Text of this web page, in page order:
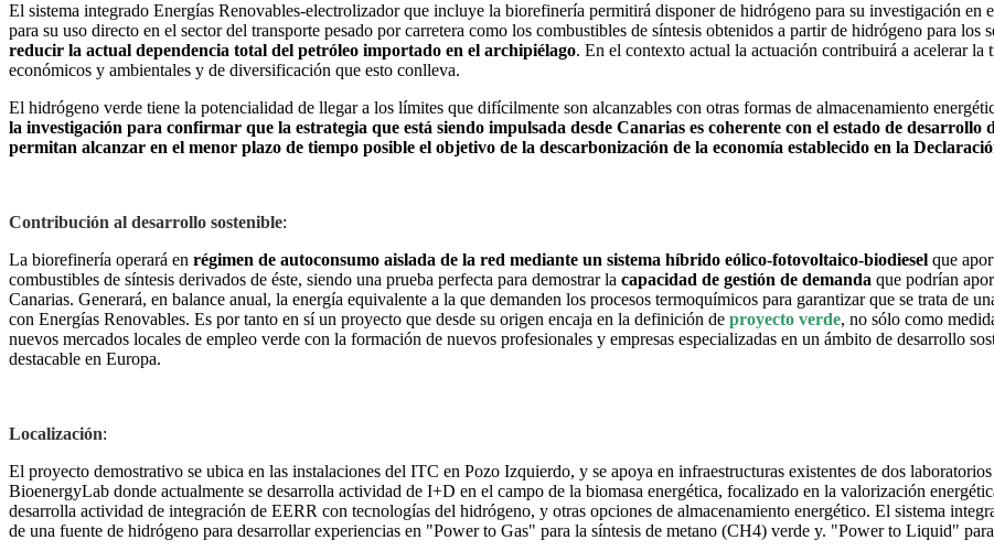
El sistema integrado Energías Renovables-electrolizador que incluye la biorefinería permitirá disponer de hidrógeno para su investigación
para su uso directo en el sector del transporte pesado por carretera como los combustibles de síntesis obtenidos a partir de hidrógeno para los
reducir la actual dependencia total del petróleo importado en el archipiélago. En el contexto actual la actuación contribuirá a acelerar
económicos y ambientales y de diversificación que esto conlleva.
El hidrógeno verde tiene la potencialidad de llegar a los límites que difícilmente son alcanzables con otras formas de almacenamiento
la investigación para confirmar que la estrategia que está siendo impulsada desde Canarias es coherente con el estado de desarrollo
permitan alcanzar en el menor plazo de tiempo posible el objetivo de la descarbonización de la economía establecido en la
Contribución al desarrollo sostenible:
La biorefinería operará en régimen de autoconsumo aislada de la red mediante un sistema híbrido eólico-fotovoltaico-biodiesel que
combustibles de síntesis derivados de éste, siendo una prueba perfecta para demostrar la capacidad de gestión de demanda que podrían
Canarias. Generará, en balance anual, la energía equivalente a la que demanden los procesos termoquímicos para garantizar que se trata de
con Energías Renovables. Es por tanto en sí un proyecto que desde su origen encaja en la definición de proyecto verde, no sólo como
nuevos mercados locales de empleo verde con la formación de nuevos profesionales y empresas especializadas en un ámbito de desarrollo
destacable en Europa.
Localización:
El proyecto demostrativo se ubica en las instalaciones del ITC en Pozo Izquierdo, y se apoya en infraestructuras existentes de dos
BioenergyLab donde actualmente se desarrolla actividad de I+D en el campo de la biomasa energética, focalizado en la valorización
desarrolla actividad de integración de EERR con tecnologías del hidrógeno, y otras opciones de almacenamiento energético. El sistema
de una fuente de hidrógeno para desarrollar experiencias en "Power to Gas" para la síntesis de metano (CH4) verde y. "Power to Liquid"